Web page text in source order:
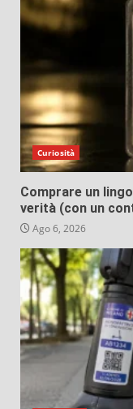
Curiosità
Comprare un
verità (con un
Ago 6, 2026